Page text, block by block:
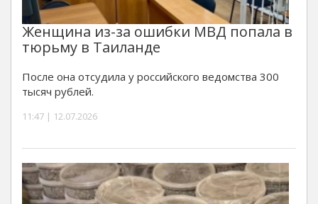
Женщина из-за ошибки МВД попала в
тюрьму в Таиланде
После она отсудила у российского ведомства 300
тысяч рублей.
11:47 | 12.07.2026